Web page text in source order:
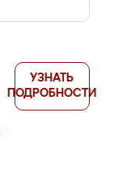
УЗНАТЬ
ПОДРОБНОСТИ